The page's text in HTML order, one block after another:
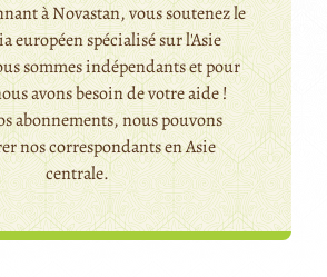
à Novastan, vous soutenez le
européen spécialisé sur l'Asie
sommes indépendants et pour
avons besoin de votre aide !
abonnements, nous pouvons
nos correspondants en Asie
centrale.